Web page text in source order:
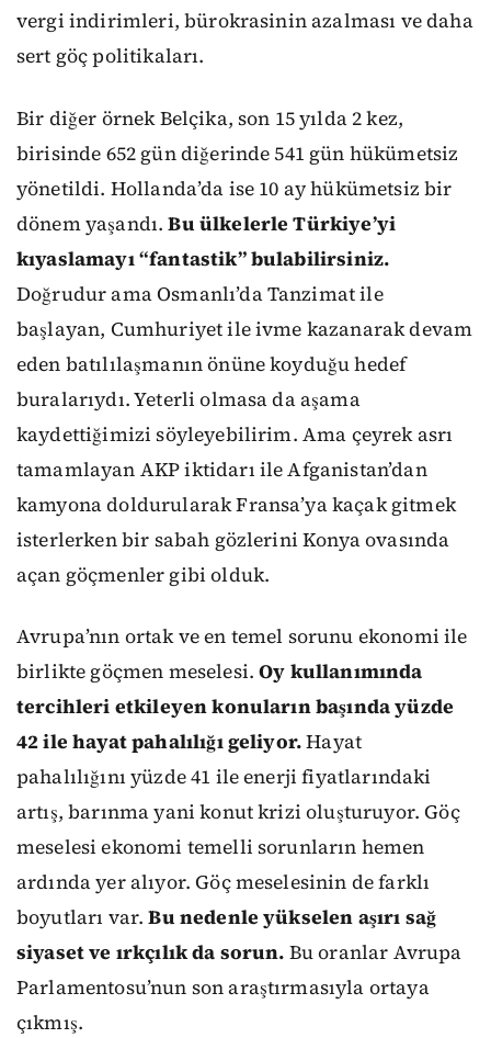
vergi indirimleri, bürokrasinin azalması ve daha
sert göç politikaları.
Bir diğer örnek Belçika, son 15 yılda 2 kez,
birisinde 652 gün diğerinde 541 gün hükümetsiz
yönetildi. Hollanda’da ise 10 ay hükümetsiz bir
dönem yaşandı.Bu ülkelerle Türkiye’yi
kıyaslamayı “fantastik” bulabilirsiniz.
Doğrudur ama Osmanlı’da Tanzimat ile
başlayan, Cumhuriyet ile ivme kazanarak devam
eden batılılaşmanın önüne koyduğu hedef
buralarıydı. Yeterli olmasa da aşama
kaydettiğimizi söyleyebilirim. Ama çeyrek asrı
tamamlayan AKP iktidarı ile Afganistan’dan
kamyona doldurularak Fransa’ya kaçak gitmek
isterlerken bir sabah gözlerini Konya ovasında
açan göçmenler gibi olduk.
Avrupa’nın ortak ve en temel sorunu ekonomi ile
birlikte göçmen meselesi.Oy kullanımında
tercihleri etkileyen konuların başında yüzde
42 ile hayat pahalılığı geliyor.Hayat
pahalılığını yüzde 41 ile enerji fiyatlarındaki
artış, barınma yani konut krizi oluşturuyor. Göç
meselesi ekonomi temelli sorunların hemen
ardında yer alıyor. Göç meselesinin de farklı
boyutları var.Bu nedenle yükselen aşırı sağ
siyaset ve ırkçılık da sorun. Bu oranlar Avrupa
Parlamentosu’nun son araştırmasıyla ortaya
çıkmış.